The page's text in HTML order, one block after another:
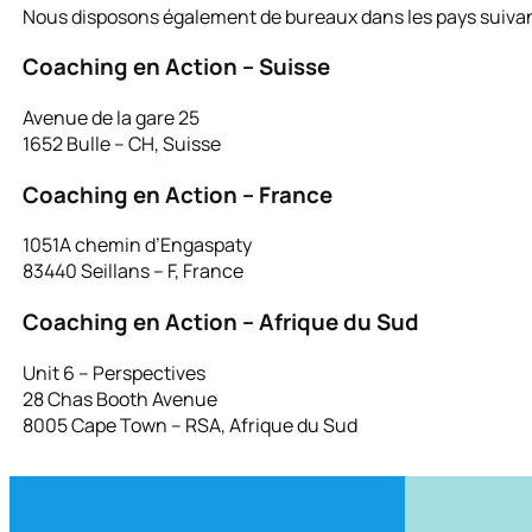
Nous disposons également de bureaux dans les pays
Coaching en Action – Suisse
Avenue de la gare 25
1652 Bulle – CH, Suisse
Coaching en Action – France
1051A chemin d’Engaspaty
83440 Seillans – F, France
Coaching en Action – Afrique du Sud
Unit 6 – Perspectives
28 Chas Booth Avenue
8005 Cape Town – RSA, Afrique du Sud